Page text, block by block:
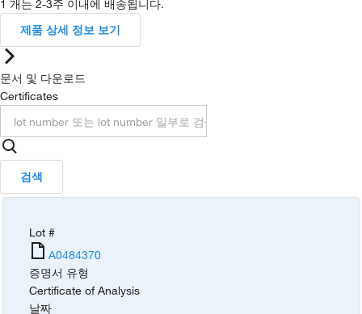
1 개는 2-3주 이내에 배송됩니다.
제품 상세 정보 보기
문서 및 다운로드
Certificates
검색
Lot #
A0484370
증명서 유형
Certificate of Analysis
날짜